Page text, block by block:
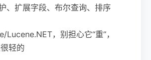
、扩展字段、布尔查询、排序
Lucene.NET，别担心它“重”，
轻的